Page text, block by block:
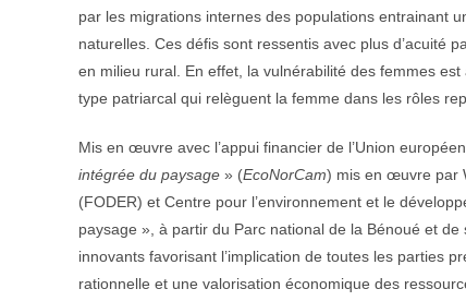
par les migrations internes des populations entrainant
naturelles. Ces défis sont ressentis avec plus d’acuité
en milieu rural. En effet, la vulnérabilité des femmes
type patriarcal qui relèguent la femme dans les rôles
Mis en œuvre avec l’appui financier de l’Union
intégrée du paysage » (EcoNorCam) mis en œuvre par
(FODER) et Centre pour l’environnement et le
paysage », à partir du Parc national de la Bénoué et
innovants favorisant l’implication de toutes les parties
rationnelle et une valorisation économique des